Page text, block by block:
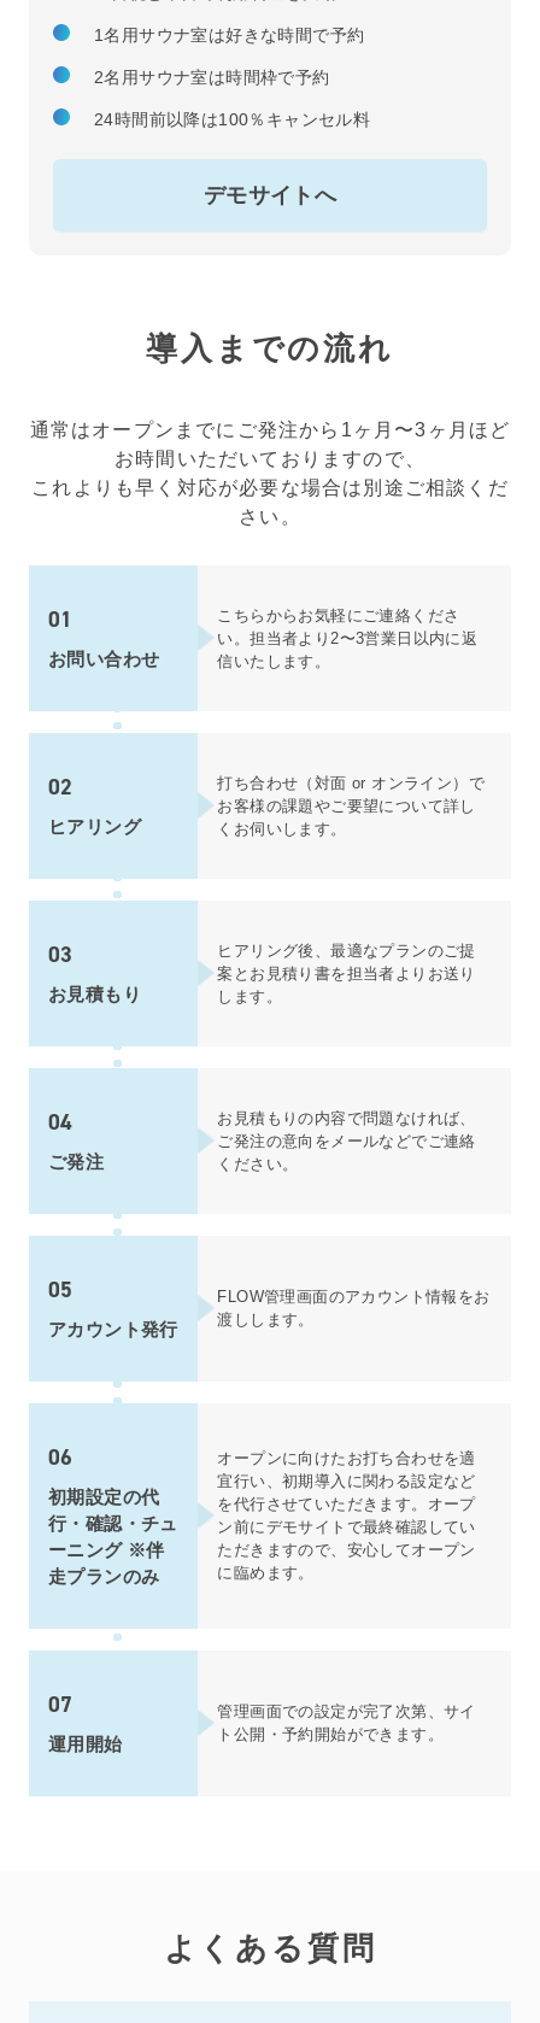
1名用サウナ室は好きな時間で予約
2名用サウナ室は時間枠で予約
24時間前以降は100％キャンセル料
デモサイトへ
導入までの流れ
通常はオープンまでにご発注から1ヶ月〜3ヶ月ほど
お時間いただいておりますので、
これよりも早く対応が必要な場合は別途ご相談くだ
さい。
01
お問い合わせ
こちら からお気軽にご連絡くださ
い。担当者より2〜3営業日以内に返
信いたします。
02
ヒアリング
打ち合わせ（対面 or オンライン）で
お客様の課題やご要望について詳し
くお伺いします。
03
お見積もり
ヒアリング後、最適なプランのご提
案とお見積り書を担当者よりお送り
します。
04
ご発注
お見積もりの内容で問題なければ、
ご発注の意向をメールなどでご連絡
ください。
05
アカウント発行
FLOW管理画面のアカウント情報をお
渡しします。
06
初期設定の代
行・確認・チュ
ーニング ※伴
走プランのみ
オープンに向けたお打ち合わせを適
宜行い、初期導入に関わる設定など
を代行させていただきます。オープ
ン前にデモサイトで最終確認してい
ただきますので、安心してオープン
に臨めます。
07
運用開始
管理画面での設定が完了次第、サイ
ト公開・予約開始ができます。
よくある質問